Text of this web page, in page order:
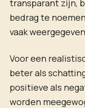
transparant zijn,
bedrag te
vaak
Voor een
beter als
positieve als
worden